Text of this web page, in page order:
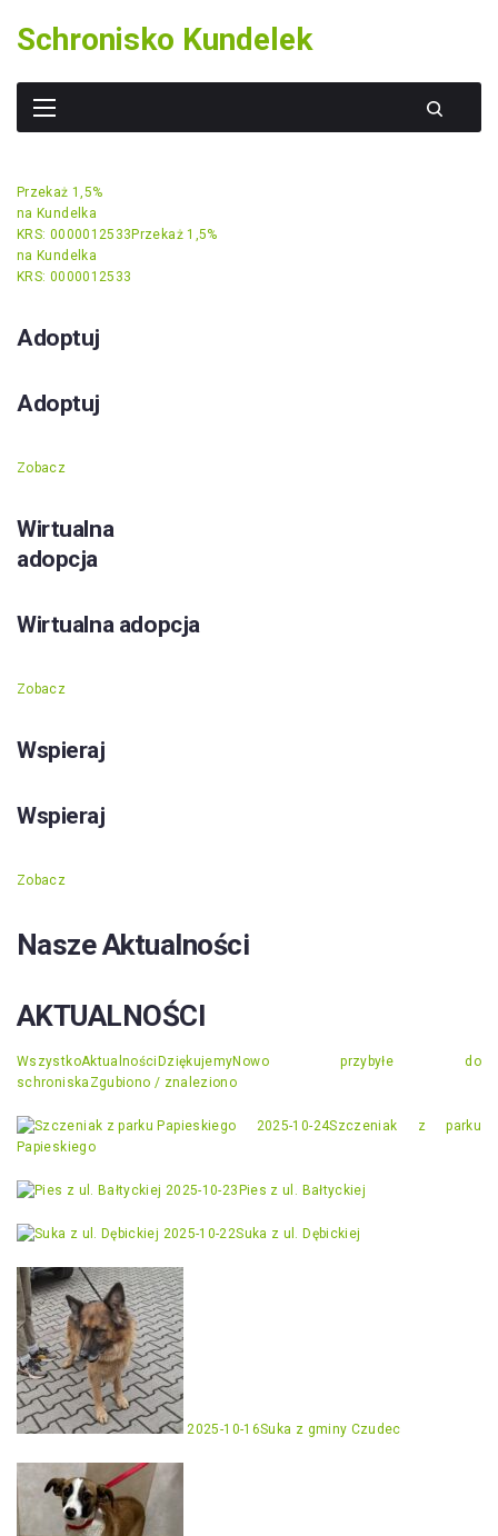
content
Schronisko Kundelek
Przekaż 1,5%
na Kundelka
KRS: 0000012533 Przekaż 1,5%
na Kundelka
KRS: 0000012533
Adoptuj
Adoptuj
Zobacz
Wirtualna
adopcja
Wirtualna adopcja
Zobacz
Wspieraj
Wspieraj
Zobacz
Nasze Aktualności
AKTUALNOŚCI
WszystkoAktualności DziękujemyNowo przybyłe do
schroniska Zgubiono / znaleziono
2025-10-24Szczeniak z parku
Papieskiego
2025-10-23 Pies z ul. Bałtyckiej
2025-10-22Suka z ul. Dębickiej
2025-10-16Suka z gminy Czudec